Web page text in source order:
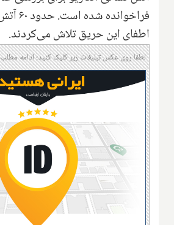
اطفای این حریق تلاش می‌کردند.
لطفا روی عکس تبلیغات زیر کلیک کنید؛ ادامه